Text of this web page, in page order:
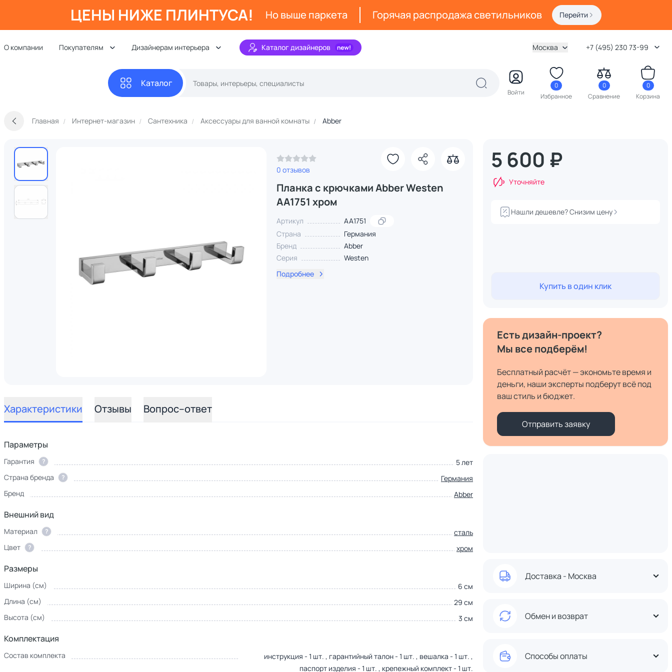
ЦЕНЫ НИЖЕ ПЛИНТУСА! Но выше паркета Горячая распродажа светильников Перейти
О компании Покупателям Дизайнерам интерьера Каталог дизайнеров Москва +7 (495) 230 73-99
Каталог
Войти
0
Избранное
0
Сравнение
0
Корзина
Главная Интернет-магазин Сантехника Аксессуары для ванной комнаты Abber
0 отзывов
Планка с крючками Abber Westen
AA1751 хром
Артикул
AA1751
Страна
Германия
Бренд
Abber
Серия
Westen
Подробнее
Характеристики Отзывы Вопрос–ответ
Параметры
Гарантия ?
5 лет
Страна бренда
?
Германия
Бренд
Abber
Внешний вид
Материал ?
сталь
Цвет
? хром
Размеры
Ширина (см)
6 см
Длина (см)
29 см
Высота (см)
3 см
Комплектация
Состав комплекта
инструкция - 1 шт. , гарантийный талон - 1 шт. , вешалка - 1 шт. ,
паспорт изделия - 1 шт. , крепежный комплект - 1 шт.
5 600 ₽
Уточняйте
Нашли дешевле? Снизим цену
Купить в один клик
Есть дизайн-проект?
Мы все подберём!
Бесплатный расчёт — экономьте время и
деньги, наши эксперты подберут всё под
ваш стиль и бюджет.
Отправить заявку
Доставка - Москва
Обмен и возврат
Способы оплаты